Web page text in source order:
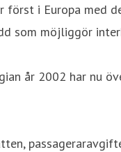
i Europa med
som möjliggör
år 2002 har nu